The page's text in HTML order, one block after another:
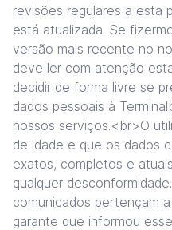
revisões regulares a esta
está atualizada. Se
versão mais recente no
deve ler com atenção
decidir de forma livre se
dados pessoais à
nossos serviços.<br>O
de idade e que os dados
exatos, completos e
qualquer
comunicados pertençam
garante que informou